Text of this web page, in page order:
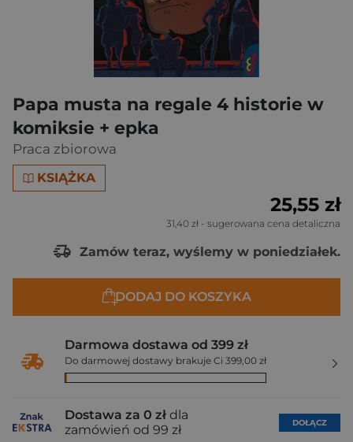
Papa musta na regale 4 historie w
komiksie + epka
Praca zbiorowa
KSIĄŻKA
25,55 zł
31,40 zł - sugerowana cena detaliczna
Zamów teraz, wyślemy w poniedziałek.
DODAJ DO KOSZYKA
Darmowa dostawa od 399 zł
Do darmowej dostawy brakuje Ci 399,00 zł
Dostawa za 0 zł dla
zamówień od 99 zł
DOŁĄCZ